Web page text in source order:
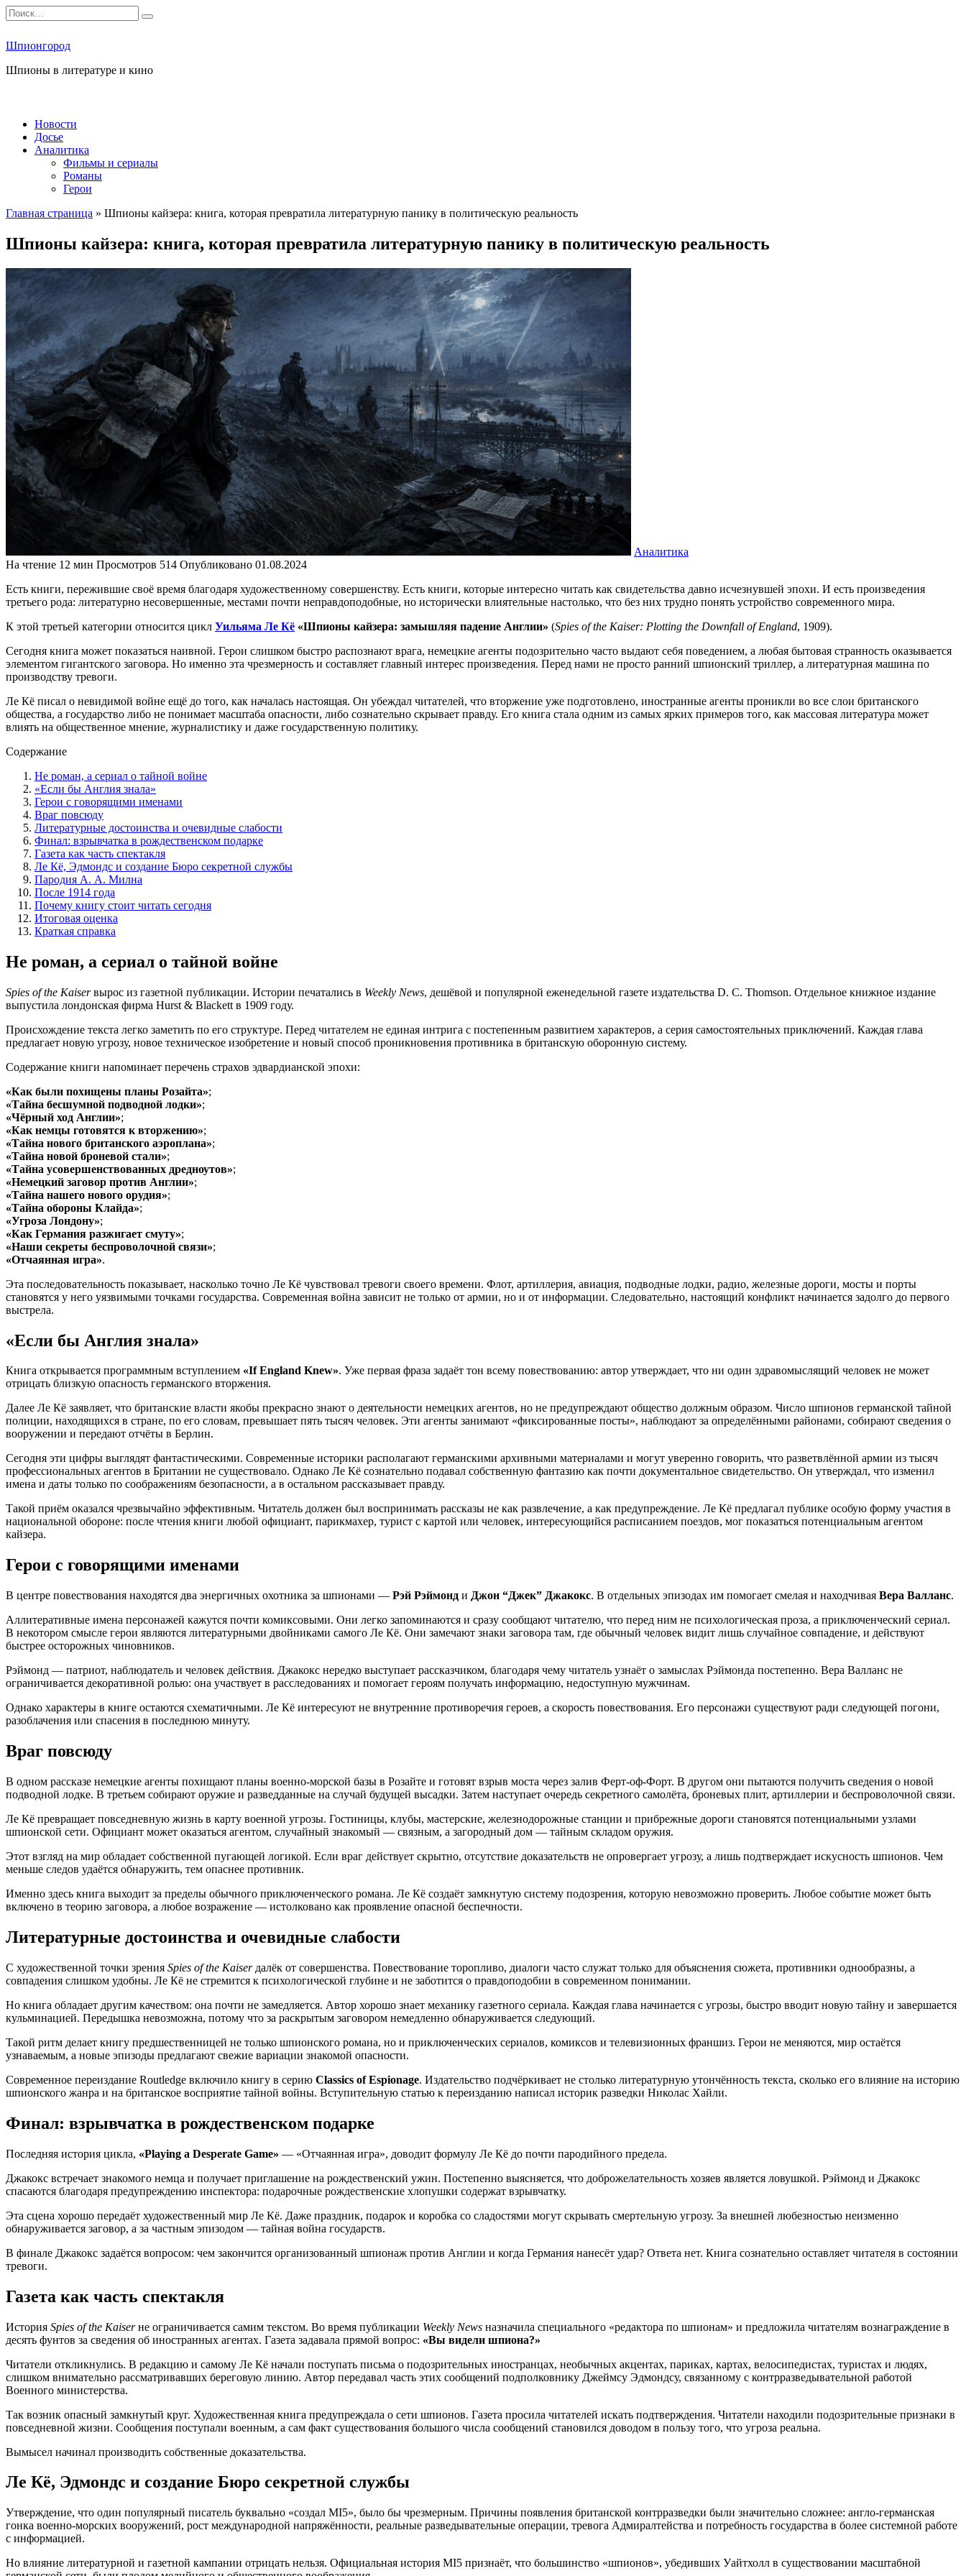
Перейти
к
Search
for:
Шпионгород
Шпионы в литературе и кино
Новости
Досье
Аналитика
Фильмы и сериалы
Романы
Герои
Главная страница » Шпионы кайзера: книга, которая превратила литературную панику в политическую реальность
Шпионы кайзера: книга, которая превратила литературную панику в политическую реальность
Аналитика
На чтение 12 мин Просмотров 514 Опубликовано 01.08.2024
Есть книги, пережившие своё время благодаря художественному совершенству. Есть книги, которые интересно читать как свидетельства давно исчезнувшей эпохи. И есть произведения
третьего рода: литературно несовершенные, местами почти неправдоподобные, но исторически влиятельные настолько, что без них трудно понять устройство современного мира.
К этой третьей категории относится цикл Уильяма Ле Кё «Шпионы кайзера: замышляя падение Англии» (Spies of the Kaiser: Plotting the Downfall of England, 1909).
Сегодня книга может показаться наивной. Герои слишком быстро распознают врага, немецкие агенты подозрительно часто выдают себя поведением, а любая бытовая странность оказывается
элементом гигантского заговора. Но именно эта чрезмерность и составляет главный интерес произведения. Перед нами не просто ранний шпионский триллер, а литературная машина по
производству тревоги.
Ле Кё писал о невидимой войне ещё до того, как началась настоящая. Он убеждал читателей, что вторжение уже подготовлено, иностранные агенты проникли во все слои британского
общества, а государство либо не понимает масштаба опасности, либо сознательно скрывает правду. Его книга стала одним из самых ярких примеров того, как массовая литература может
влиять на общественное мнение, журналистику и даже государственную политику.
Содержание
Не роман, а сериал о тайной войне
«Если бы Англия знала»
Герои с говорящими именами
Враг повсюду
Литературные достоинства и очевидные слабости
Финал: взрывчатка в рождественском подарке
Газета как часть спектакля
Ле Кё, Эдмондс и создание Бюро секретной службы
Пародия А. А. Милна
После 1914 года
Почему книгу стоит читать сегодня
Итоговая оценка
Краткая справка
Не роман, а сериал о тайной войне
Spies of the Kaiserвырос из газетной публикации. Истории печатались в Weekly News, дешёвой и популярной еженедельной газете издательства D. C. Thomson. Отдельное книжное издание
выпустила лондонская фирма Hurst & Blackett в 1909 году.
Происхождение текста легко заметить по его структуре. Перед читателем не единая интрига с постепенным развитием характеров, а серия самостоятельных приключений. Каждая глава
предлагает новую угрозу, новое техническое изобретение и новый способ проникновения противника в британскую оборонную систему.
Содержание книги напоминает перечень страхов эдвардианской эпохи:
«Как были похищены планы Розайта»;
«Тайна бесшумной подводной лодки»;
«Чёрный ход Англии»;
«Как немцы готовятся к вторжению»;
«Тайна нового британского аэроплана»;
«Тайна новой броневой стали»;
«Тайна усовершенствованных дредноутов»;
«Немецкий заговор против Англии»;
«Тайна нашего нового орудия»;
«Тайна обороны Клайда»;
«Угроза Лондону»;
«Как Германия разжигает смуту»;
«Наши секреты беспроволочной связи»;
«Отчаянная игра».
Эта последовательность показывает, насколько точно Ле Кё чувствовал тревоги своего времени. Флот, артиллерия, авиация, подводные лодки, радио, железные дороги, мосты и порты
становятся у него уязвимыми точками государства. Современная война зависит не только от армии, но и от информации. Следовательно, настоящий конфликт начинается задолго до первого
выстрела.
«Если бы Англия знала»
Книга открывается программным вступлением «If England Knew». Уже первая фраза задаёт тон всему повествованию: автор утверждает, что ни один здравомыслящий человек не может
отрицать близкую опасность германского вторжения.
Далее Ле Кё заявляет, что британские власти якобы прекрасно знают о деятельности немецких агентов, но не предупреждают общество должным образом. Число шпионов германской тайной
полиции, находящихся в стране, по его словам, превышает пять тысяч человек. Эти агенты занимают «фиксированные посты», наблюдают за определёнными районами, собирают сведения о
вооружении и передают отчёты в Берлин.
Сегодня эти цифры выглядят фантастическими. Современные историки располагают германскими архивными материалами и могут уверенно говорить, что разветвлённой армии из тысяч
профессиональных агентов в Британии не существовало. Однако Ле Кё сознательно подавал собственную фантазию как почти документальное свидетельство. Он утверждал, что изменил
имена и даты только по соображениям безопасности, а в остальном рассказывает правду.
Такой приём оказался чрезвычайно эффективным. Читатель должен был воспринимать рассказы не как развлечение, а как предупреждение. Ле Кё предлагал публике особую форму участия в
национальной обороне: после чтения книги любой официант, парикмахер, турист с картой или человек, интересующийся расписанием поездов, мог показаться потенциальным агентом
кайзера.
Герои с говорящими именами
В центре повествования находятся два энергичных охотника за шпионами — Рэй Рэймонд и Джон “Джек” Джакокс. В отдельных эпизодах им помогает смелая и находчивая Вера Валланс.
Аллитеративные имена персонажей кажутся почти комиксовыми. Они легко запоминаются и сразу сообщают читателю, что перед ним не психологическая проза, а приключенческий сериал.
В некотором смысле герои являются литературными двойниками самого Ле Кё. Они замечают знаки заговора там, где обычный человек видит лишь случайное совпадение, и действуют
быстрее осторожных чиновников.
Рэймонд — патриот, наблюдатель и человек действия. Джакокс нередко выступает рассказчиком, благодаря чему читатель узнаёт о замыслах Рэймонда постепенно. Вера Валланс не
ограничивается декоративной ролью: она участвует в расследованиях и помогает героям получать информацию, недоступную мужчинам.
Однако характеры в книге остаются схематичными. Ле Кё интересуют не внутренние противоречия героев, а скорость повествования. Его персонажи существуют ради следующей погони,
разоблачения или спасения в последнюю минуту.
Враг повсюду
В одном рассказе немецкие агенты похищают планы военно-морской базы в Розайте и готовят взрыв моста через залив Ферт-оф-Форт. В другом они пытаются получить сведения о новой
подводной лодке. В третьем собирают оружие и разведданные на случай будущей высадки. Затем наступает очередь секретного самолёта, броневых плит, артиллерии и беспроволочной связи.
Ле Кё превращает повседневную жизнь в карту военной угрозы. Гостиницы, клубы, мастерские, железнодорожные станции и прибрежные дороги становятся потенциальными узлами
шпионской сети. Официант может оказаться агентом, случайный знакомый — связным, а загородный дом — тайным складом оружия.
Этот взгляд на мир обладает собственной пугающей логикой. Если враг действует скрытно, отсутствие доказательств не опровергает угрозу, а лишь подтверждает искусность шпионов. Чем
меньше следов удаётся обнаружить, тем опаснее противник.
Именно здесь книга выходит за пределы обычного приключенческого романа. Ле Кё создаёт замкнутую систему подозрения, которую невозможно проверить. Любое событие может быть
включено в теорию заговора, а любое возражение — истолковано как проявление опасной беспечности.
Литературные достоинства и очевидные слабости
С художественной точки зрения Spies of the Kaiserдалёк от совершенства. Повествование торопливо, диалоги часто служат только для объяснения сюжета, противники однообразны, а
совпадения слишком удобны. Ле Кё не стремится к психологической глубине и не заботится о правдоподобии в современном понимании.
Но книга обладает другим качеством: она почти не замедляется. Автор хорошо знает механику газетного сериала. Каждая глава начинается с угрозы, быстро вводит новую тайну и завершается
кульминацией. Передышка невозможна, потому что за раскрытым заговором немедленно обнаруживается следующий.
Такой ритм делает книгу предшественницей не только шпионского романа, но и приключенческих сериалов, комиксов и телевизионных франшиз. Герои не меняются, мир остаётся
узнаваемым, а новые эпизоды предлагают свежие вариации знакомой опасности.
Современное переиздание Routledge включило книгу в серию Classics of Espionage. Издательство подчёркивает не столько литературную утончённость текста, сколько его влияние на историю
шпионского жанра и на британское восприятие тайной войны. Вступительную статью к переизданию написал историк разведки Николас Хайли.
Финал: взрывчатка в рождественском подарке
Последняя история цикла, «Playing a Desperate Game» — «Отчаянная игра», доводит формулу Ле Кё до почти пародийного предела.
Джакокс встречает знакомого немца и получает приглашение на рождественский ужин. Постепенно выясняется, что доброжелательность хозяев является ловушкой. Рэймонд и Джакокс
спасаются благодаря предупреждению инспектора: подарочные рождественские хлопушки содержат взрывчатку.
Эта сцена хорошо передаёт художественный мир Ле Кё. Даже праздник, подарок и коробка со сладостями могут скрывать смертельную угрозу. За внешней любезностью неизменно
обнаруживается заговор, а за частным эпизодом — тайная война государств.
В финале Джакокс задаётся вопросом: чем закончится организованный шпионаж против Англии и когда Германия нанесёт удар? Ответа нет. Книга сознательно оставляет читателя в состоянии
тревоги.
Газета как часть спектакля
История Spies of the Kaiserне ограничивается самим текстом. Во время публикации Weekly News назначила специального «редактора по шпионам» и предложила читателям вознаграждение в
десять фунтов за сведения об иностранных агентах. Газета задавала прямой вопрос: «Вы видели шпиона?»
Читатели откликнулись. В редакцию и самому Ле Кё начали поступать письма о подозрительных иностранцах, необычных акцентах, париках, картах, велосипедистах, туристах и людях,
слишком внимательно рассматривавших береговую линию. Автор передавал часть этих сообщений подполковнику Джеймсу Эдмондсу, связанному с контрразведывательной работой
Военного министерства.
Так возник опасный замкнутый круг. Художественная книга предупреждала о сети шпионов. Газета просила читателей искать подтверждения. Читатели находили подозрительные признаки в
повседневной жизни. Сообщения поступали военным, а сам факт существования большого числа сообщений становился доводом в пользу того, что угроза реальна.
Вымысел начинал производить собственные доказательства.
Ле Кё, Эдмондс и создание Бюро секретной службы
Утверждение, что один популярный писатель буквально «создал MI5», было бы чрезмерным. Причины появления британской контрразведки были значительно сложнее: англо-германская
гонка военно-морских вооружений, рост международной напряжённости, реальные разведывательные операции, тревога Адмиралтейства и потребность государства в более системной работе
с информацией.
Но влияние литературной и газетной кампании отрицать нельзя. Официальная история MI5 признаёт, что большинство «шпионов», убедивших Уайтхолл в существовании масштабной